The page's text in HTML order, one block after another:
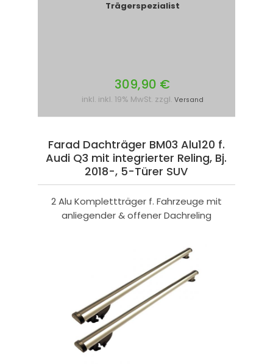
Trägerspezialist
309,90 €
inkl. inkl. 19% MwSt. zzgl. Versand
Farad Dachträger BM03 Alu120 f.
Audi Q3 mit integrierter Reling, Bj.
2018-, 5-Türer SUV
2 Alu Komplettträger f. Fahrzeuge mit
anliegender & offener Dachreling